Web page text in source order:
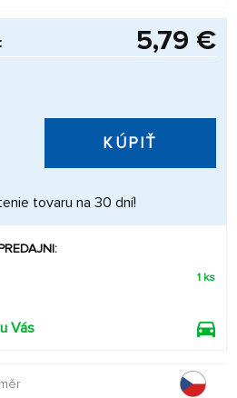
5,79 €
KÚPIŤ
tovaru na 30 dní!
1 ks
Vás